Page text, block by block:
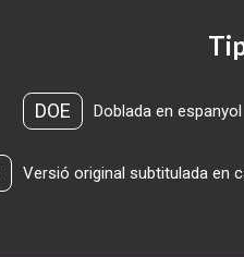
DOE Doblada en espanyol
Versió original subtitulada en